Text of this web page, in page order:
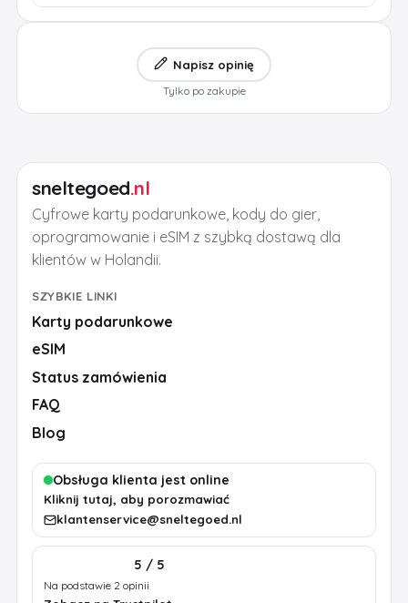
Napisz opinię
Tylko po zakupie
sneltegoed.nl
Cyfrowe karty podarunkowe, kody do gier,
oprogramowanie i eSIM z szybką dostawą dla
klientów w Holandii.
SZYBKIE LINKI
Karty podarunkowe
eSIM
Status zamówienia
FAQ
Blog
Obsługa klienta jest online
Kliknij tutaj, aby porozmawiać
klantenservice@sneltegoed.nl
5 / 5
Na podstawie 2 opinii